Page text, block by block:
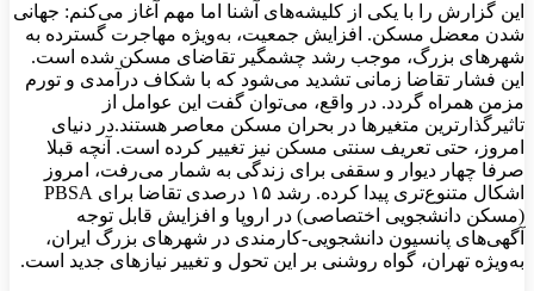
این گزارش را با یکی از کلیشه‌های آشنا اما مهم آغاز می‌کنم: جهانی
شدن معضل مسکن. افزایش جمعیت، به‌ویژه مهاجرت گسترده به
شهرهای بزرگ، موجب رشد چشمگیر تقاضای مسکن شده است.
این فشار تقاضا زمانی تشدید می‌شود که با شکاف درآمدی و تورم
مزمن همراه گردد. در واقع، می‌توان گفت این عوامل از
تاثیرگذارترین متغیرها در بحران مسکن معاصر هستند.در دنیای
امروز، حتی تعریف سنتی مسکن نیز تغییر کرده است. آنچه قبلا
صرفا چهار دیوار و سقفی برای زندگی به شمار می‌رفت، امروز
اشکال متنوع‌تری پیدا کرده. رشد ۱۵ درصدی تقاضا برای PBSA
(مسکن دانشجویی اختصاصی) در اروپا و افزایش قابل توجه
آگهی‌های پانسیون دانشجویی-کارمندی در شهرهای بزرگ ایران،
به‌ویژه تهران، گواه روشنی بر این تحول و تغییر نیازهای جدید است.